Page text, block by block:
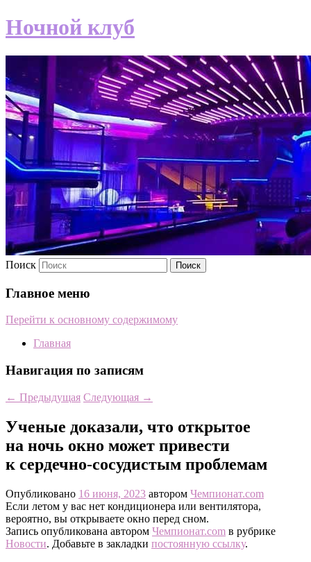
Ночной клуб
Поиск
Главное меню
Перейти к основному содержимому
Главная
Навигация по записям
← Предыдущая Следующая →
Ученые доказали, что открытое
на ночь окно может привести
к сердечно-сосудистым проблемам
Опубликовано 16 июня, 2023 автором Чемпионат.com
Если летом у вас нет кондиционера или вентилятора,
вероятно, вы открываете окно перед сном.
Запись опубликована автором Чемпионат.com в рубрике
Новости. Добавьте в закладки постоянную ссылку.